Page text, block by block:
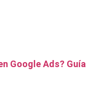
Google Ads? Guía